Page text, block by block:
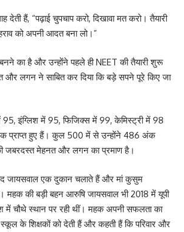
देती हैं, “पढ़ाई चुपचाप करो, दिखावा मत करो। तैयारी
को अपनी आदत बना लो।”
का है और उन्होंने पहले ही NEET की तैयारी शुरू
लगन ने साबित कर दिया कि बड़े सपने पूरे किए जा
इंग्लिश में 95, फिजिक्स में 99, केमिस्ट्री में 98
प्राप्त हुए हैं। कुल 500 में से उन्होंने 486 अंक
जबरदस्त मेहनत और लगन का प्रमाण है।
जायसवाल एक दुकान चलाते हैं और मां कुसुम
महक की बड़ी बहन आरुषि जायसवाल भी 2018 में यूपी
में चौथे स्थान पर रही थीं। महक अपनी सफलता का
के शिक्षकों को देती हैं और कहती हैं कि परिवार और